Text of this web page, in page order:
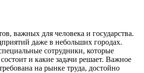
важных для человека и государства.
даже в небольших городах.
сотрудники, которые
и какие задачи решает. Важное
на рынке труда, достойно